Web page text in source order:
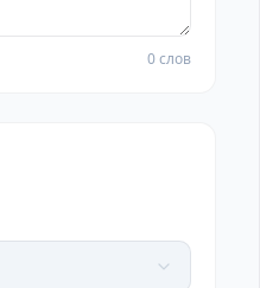
0 слов